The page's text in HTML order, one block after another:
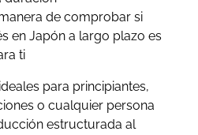
de comprobar si
en Japón a largo plazo es
ti
para principiantes,
o cualquier persona
estructurada al